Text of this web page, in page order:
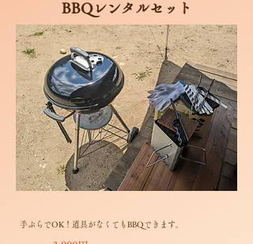
BBQレンタルセット
​​​​​手ぶらでOK！道具がなくてもBBQできます。